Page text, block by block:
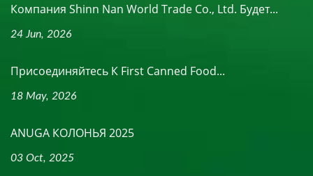
Компания Shinn Nan World Trade Co., Ltd. Будет...
24 Jun, 2026
Присоединяйтесь К First Canned Food...
18 May, 2026
ANUGA КОЛОНЬЯ 2025
03 Oct, 2025